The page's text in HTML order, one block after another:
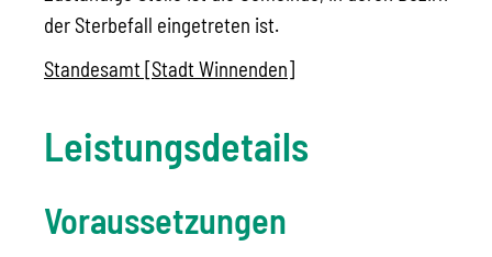
der Sterbefall eingetreten ist.
Standesamt [Stadt Winnenden]
Leistungsdetails
Voraussetzungen